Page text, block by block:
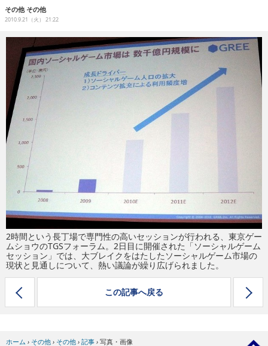
産業政策
イベント/セミナー
eスポーツ
その他 その他
2010.9.21（火） 21:22
2時間という長丁場で専門性の高いセッションが行われる、東京ゲー
ムショウのTGSフォーラム。2日目に開催された「ソーシャルゲーム
セッション」では、大ブレイクをはたしたソーシャルゲーム市場の
現状と見通しについて、熱い議論が繰り広げられました。
この記事へ戻る
ホーム › その他 › その他 › 記事 › 写真・画像